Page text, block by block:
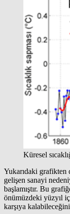
Küresel
Yukarıdaki grafikten
gelişen sanayi
başlamıştır. Bu
önümüzdeki yüzyıl
karşıya